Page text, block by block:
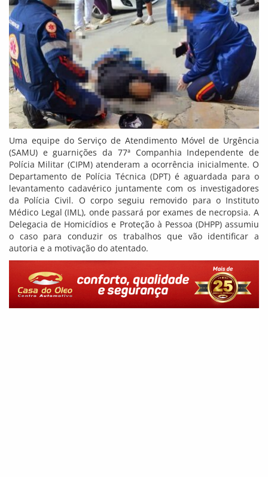
Uma equipe do Serviço de Atendimento Móvel de Urgência
(SAMU) e guarnições da 77ª Companhia Independente de
Polícia Militar (CIPM) atenderam a ocorrência inicialmente. O
Departamento de Polícia Técnica (DPT) é aguardada para o
levantamento cadavérico juntamente com os investigadores
da Polícia Civil. O corpo seguiu removido para o Instituto
Médico Legal (IML), onde passará por exames de necropsia. A
Delegacia de Homicídios e Proteção à Pessoa (DHPP) assumiu
o caso para conduzir os trabalhos que vão identificar a
autoria e a motivação do atentado.